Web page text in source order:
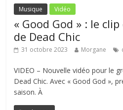
Musique Vidéo
« Good God » : le
de Dead Chic
31 octobre 2023 Morgane
VIDEO – Nouvelle vidéo pour le
Dead Chic. Avec « Good God »,
saison. À